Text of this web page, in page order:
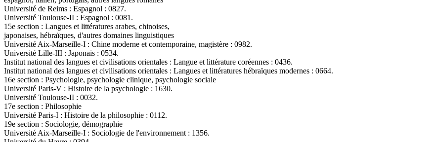
Université de Reims : Espagnol : 0827.
Université Toulouse-II : Espagnol : 0081.
15e section : Langues et littératures arabes, chinoises,
japonaises, hébraïques, d'autres domaines linguistiques
Université Aix-Marseille-I : Chine moderne et contemporaine, magistère : 0982.
Université Lille-III : Japonais : 0534.
Institut national des langues et civilisations orientales : Langue et littérature coréennes : 0436.
Institut national des langues et civilisations orientales : Langues et littératures hébraïques modernes : 0664.
16e section : Psychologie, psychologie clinique, psychologie sociale
Université Paris-V : Histoire de la psychologie : 1630.
Université Toulouse-II : 0032.
17e section : Philosophie
Université Paris-I : Histoire de la philosophie : 0112.
19e section : Sociologie, démographie
Université Aix-Marseille-I : Sociologie de l'environnement : 1356.